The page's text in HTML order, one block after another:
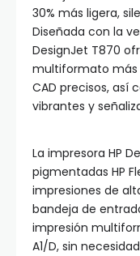
30% más ligera,
Diseñada con la
DesignJet T870
multiformato más
CAD precisos, así
vibrantes y
La impresora HP
pigmentadas HP
impresiones de
bandeja de
impresión
A1/D, sin